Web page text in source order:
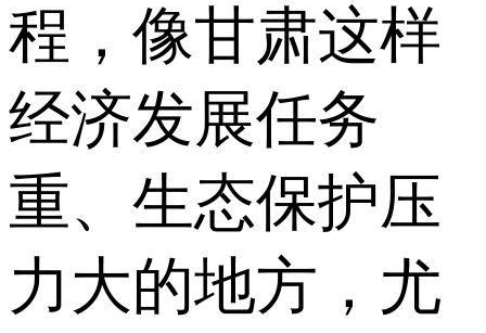
程，像甘肃这样
经济发展任务
重、生态保护压
力大的地方，尤